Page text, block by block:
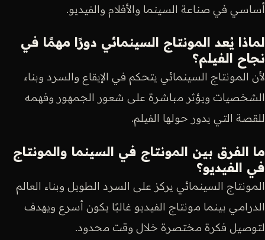
أساسي في صناعة السينما والأفلام والفيديو.
لماذا يُعد المونتاج السينمائي دورًا مهمًا في
نجاح الفيلم؟
لأن المونتاج السينمائي يتحكم في الإيقاع والسرد وبناء
الشخصيات ويؤثر مباشرة على شعور الجمهور وفهمه
للقصة التي يدور حولها الفيلم.
ما الفرق بين المونتاج في السينما والمونتاج
في الفيديو؟
المونتاج السينمائي يركز على السرد الطويل وبناء العالم
الدرامي بينما مونتاج الفيديو غالبًا يكون أسرع ويهدف
لتوصيل فكرة مختصرة خلال وقت محدود.